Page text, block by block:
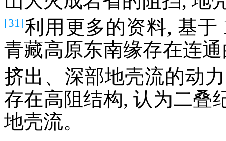
[31]利用更多的资料, 基
青藏高原东南缘存在连
挤出、深部地壳流的动
存在高阻结构, 认为二叠
地壳流。